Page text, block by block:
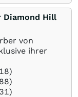
Diamond Hill
von
ihrer